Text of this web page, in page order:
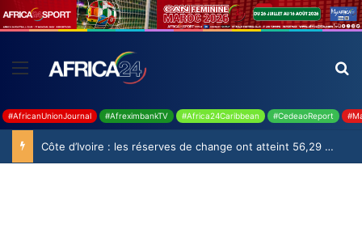
#AfricanUnionJournal #AfreximbankTV #Africa24Caribbean #CedeaoReport
Côte d’Ivoire : les réserves de change ont atteint 56,29 milliards USD en juillet